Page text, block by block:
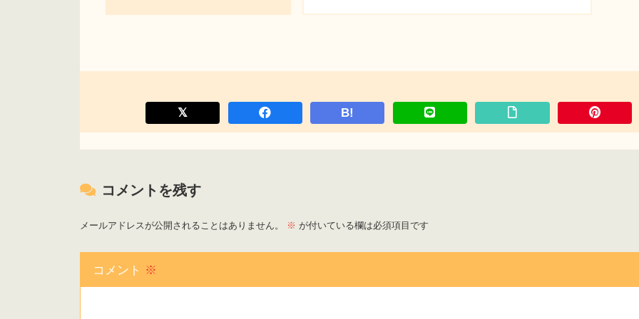
B!
コメントを残す
メールアドレスが公開されることはありません。 ※ が付いている欄は必須項目です
コメント ※